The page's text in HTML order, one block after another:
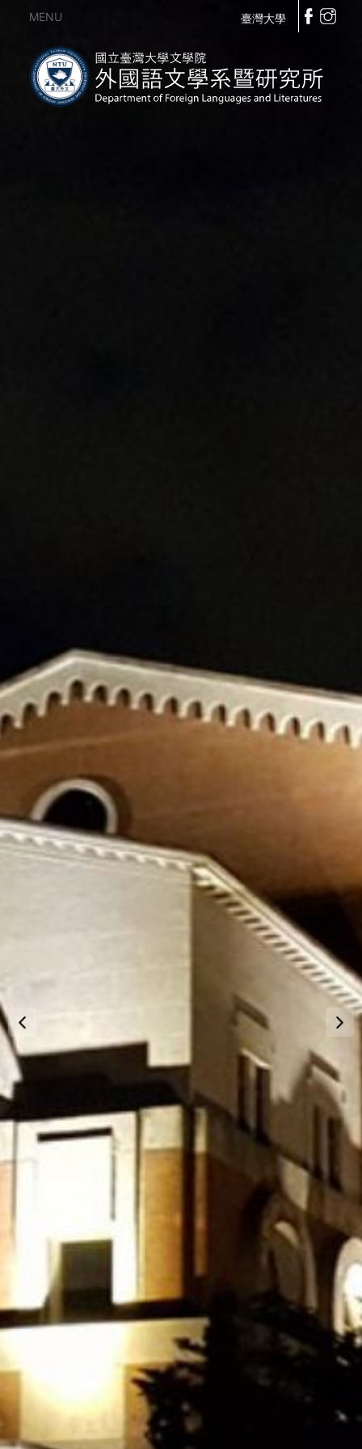
MENU 臺灣大學